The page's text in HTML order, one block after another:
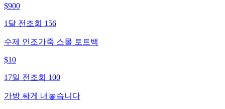
$900
1달 전 조회 156
수제 인조가죽 스몰 토트백
$10
17일 전 조회 100
가방 싸게 내놓습니다